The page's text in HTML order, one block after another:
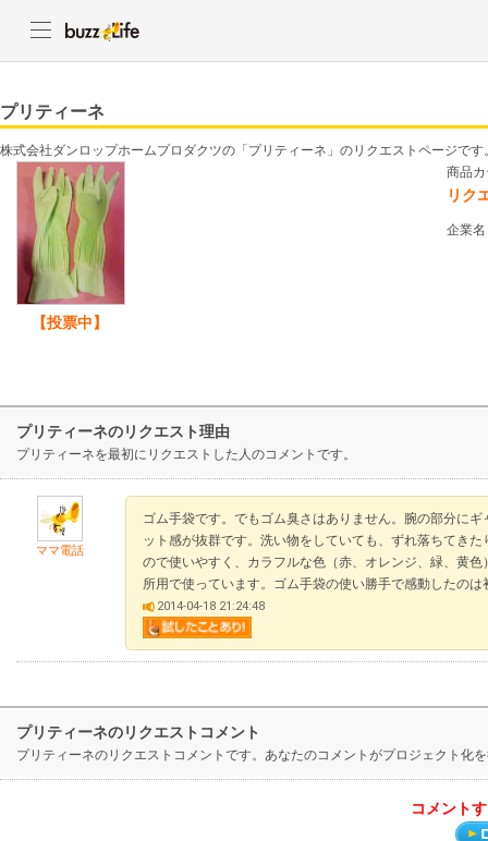
プリティーネ
株式会社ダンロップホームプロダクツの「プリティーネ」のリクエストページです
【投票中】
商品
リク
企業
プリティーネのリクエスト理由
プリティーネを最初にリクエストした人のコメントです。
ママ電話
ゴム手袋です。でもゴム臭さはありません。腕の部分に
ット感が抜群です。洗い物をしていても、ずれ落ちてき
ので使いやすく、カラフルな色（赤、オレンジ、緑、黄
所用で使っています。ゴム手袋の使い勝手で感動したの
2014-04-18 21:24:48
プリティーネのリクエストコメント
プリティーネのリクエストコメントです。あなたのコメントがプロジェクト化
コメント